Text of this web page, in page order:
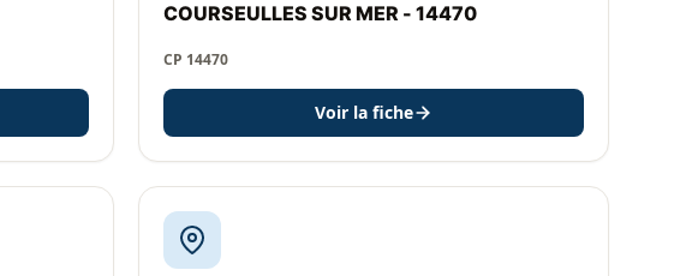
COURSEULLES SUR MER - 14470
CP 14470
Voir la fiche